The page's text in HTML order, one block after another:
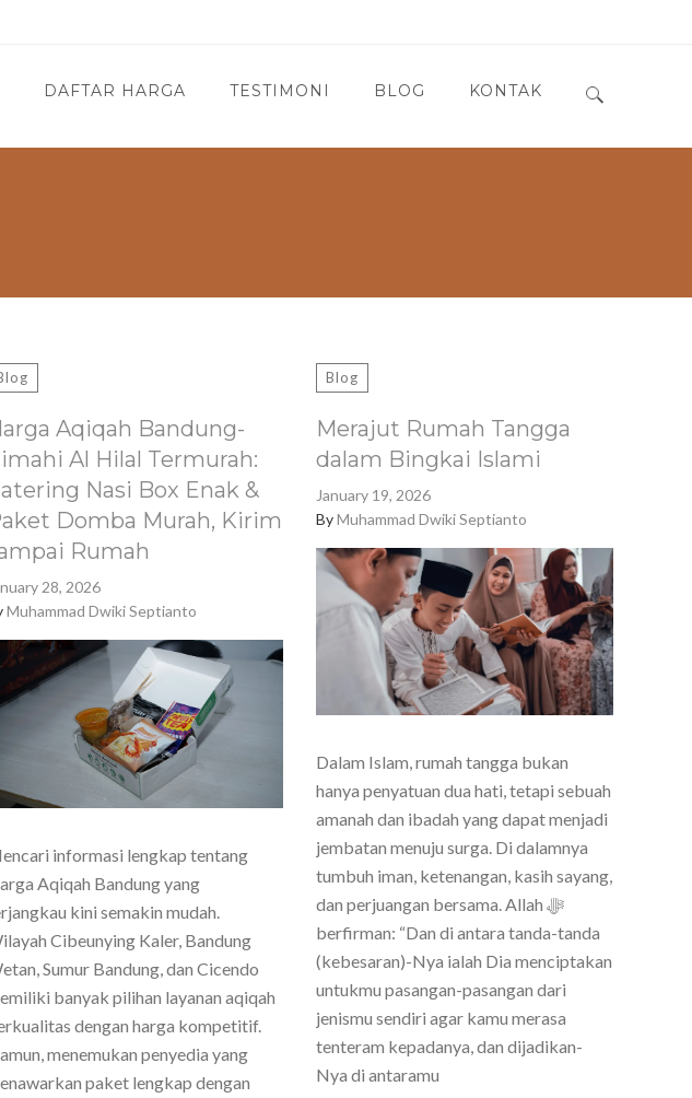
DAFTAR HARGA TESTIMONI BLOG KONTAK
Aqiqah Bandung-
Al Hilal Termurah:
Nasi Box Enak &
Domba Murah, Kirim
Rumah
28, 2026
Muhammad Dwiki Septianto
informasi lengkap tentang
Aqiqah Bandung yang
kini semakin mudah.
Cibeunying Kaler, Bandung
Sumur Bandung, dan Cicendo
banyak pilihan layanan aqiqah
dengan harga kompetitif.
menemukan penyedia yang
paket lengkap dengan
Blog
Merajut Rumah Tangga
dalam Bingkai Islami
January 19, 2026
ByMuhammad Dwiki Septianto
Dalam Islam, rumah tangga bukan
hanya penyatuan dua hati, tetapi sebuah
amanah dan ibadah yang dapat menjadi
jembatan menuju surga. Di dalamnya
tumbuh iman, ketenangan, kasih sayang,
dan perjuangan bersama. Allah ﷻ
berfirman: “Dan di antara tanda-tanda
(kebesaran)-Nya ialah Dia menciptakan
untukmu pasangan-pasangan dari
jenismu sendiri agar kamu merasa
tenteram kepadanya, dan dijadikan-
Nya di antaramu